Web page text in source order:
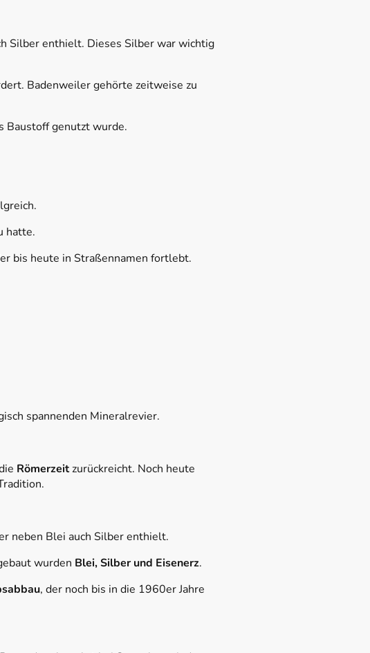
Silber enthielt. Dieses Silber war wichtig
Badenweiler gehörte zeitweise zu
Baustoff genutzt wurde.
hatte.
bis heute in Straßennamen fortlebt.
spannenden Mineralrevier.
Römerzeitzurückreicht. Noch heute
neben Blei auch Silber enthielt.
wurden Blei, Silber und Eisenerz.
, der noch bis in die 1960er Jahre